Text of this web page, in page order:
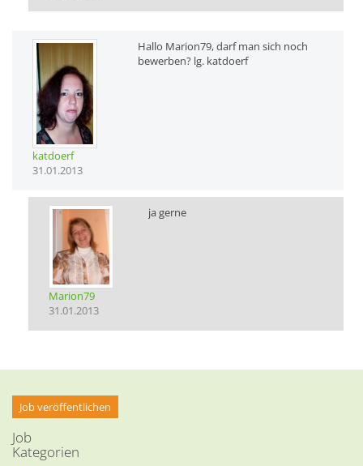
katdoerf
31.01.2013
Hallo Marion79, darf man sich noch
bewerben? lg. katdoerf
Marion79
31.01.2013
ja gerne
Job veröffentlichen
Job
Kategorien